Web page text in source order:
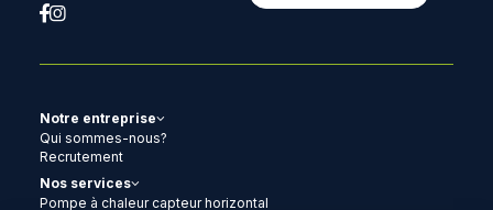
Notre entreprise
Qui sommes-nous?
Recrutement
Nos services
Pompe à chaleur capteur horizontal